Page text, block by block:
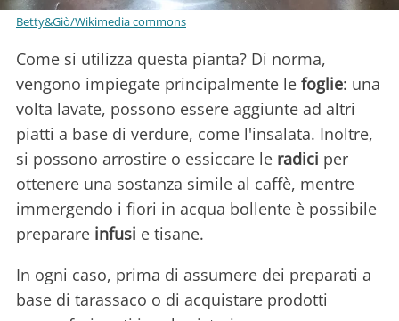
Betty&Giò/Wikimedia commons
Come si utilizza questa pianta? Di norma,
vengono impiegate principalmente le foglie: una
volta lavate, possono essere aggiunte ad altri
piatti a base di verdure, come l'insalata. Inoltre,
si possono arrostire o essiccare le radici per
ottenere una sostanza simile al caffè, mentre
immergendo i fiori in acqua bollente è possibile
preparare infusi e tisane.
In ogni caso, prima di assumere dei preparati a
base di tarassaco o di acquistare prodotti